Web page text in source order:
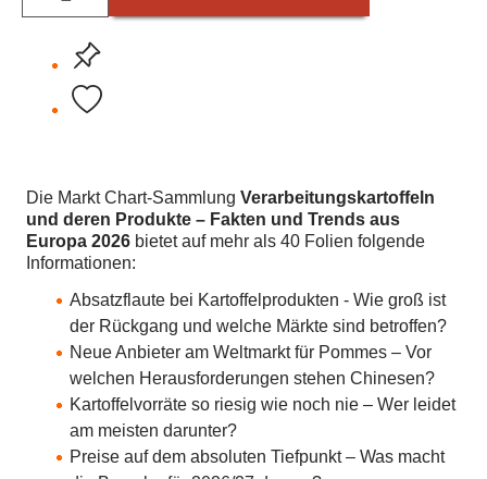
Die Markt Chart-SammlungVerarbeitungskartoffeln
und deren Produkte – Fakten und Trends aus
Europa 2026 bietet auf mehr als 40 Folien folgende
Informationen:
Absatzflaute bei Kartoffelprodukten - Wie groß ist
der Rückgang und welche Märkte sind betroffen?
Neue Anbieter am Weltmarkt für Pommes – Vor
welchen Herausforderungen stehen Chinesen?
Kartoffelvorräte so riesig wie noch nie – Wer leidet
am meisten darunter?
Preise auf dem absoluten Tiefpunkt – Was macht